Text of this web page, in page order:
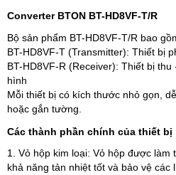
Converter BTON BT-HD8VF-T/R
Bộ sản phẩm BT-HD8VF-T/R bao
BT-HD8VF-T (Transmitter): Thiết bị
BT-HD8VF-R (Receiver): Thiết bị
hình
Mỗi thiết bị có kích thước nhỏ gọn,
hoặc gắn tường.
Các thành phần chính của thiết bị
1. Vỏ hộp kim loại: Vỏ hộp được
khả năng tản nhiệt tốt và bảo vệ các